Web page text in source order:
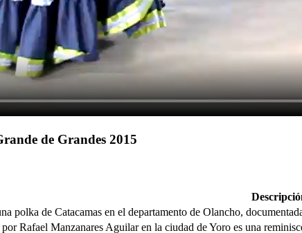
de Grandes 2015
polka de Catacamas en el departamento de Olancho,
Rafael Manzanares Aguilar en la ciudad de Yoro es una